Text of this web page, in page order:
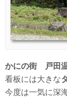
かにの街 戸田
看板には大きな
今度は一気に深